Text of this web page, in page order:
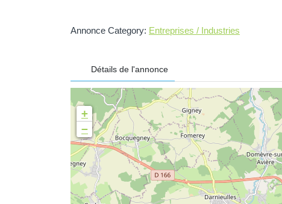
Annonce Category: Entreprises / Industries
Détails de l'annonce
+
−